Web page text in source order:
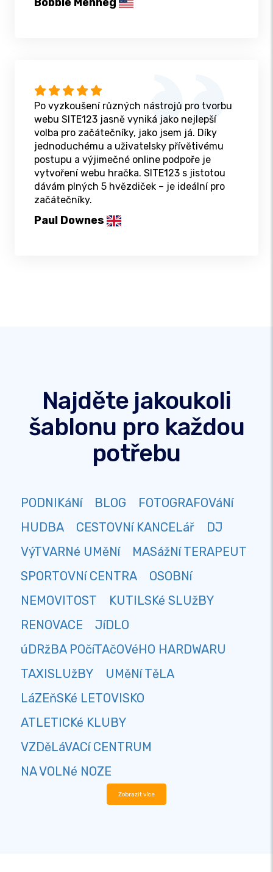
Po vyzkoušení různých nástrojů pro tvorbu
webu SITE123 jasně vyniká jako nejlepší
volba pro začátečníky, jako jsem já. Díky
jednoduchému a uživatelsky přívětivému
postupu a výjimečné online podpoře je
vytvoření webu hračka. SITE123 s jistotou
dávám plných 5 hvězdiček – je ideální pro
začátečníky.
Paul Downes
Najděte jakoukoli
šablonu pro každou
potřebu
PODNIKáNí BLOG
FOTOGRAFOVáNí
HUDBA
CESTOVNí KANCELář
DJ
VýTVARNé UMěNí
MASážNí TERAPEUT
SPORTOVNí CENTRA
OSOBNí
NEMOVITOST
KUTILSKé SLUžBY
RENOVACE
JíDLO
úDRžBA POčíTAčOVéHO HARDWARU
TAXISLUžBY
UMěNí TěLA
LáZEňSKé LETOVISKO
ATLETICKé KLUBY
VZDěLáVACí CENTRUM
NA VOLNé NOZE
Zobrazit více